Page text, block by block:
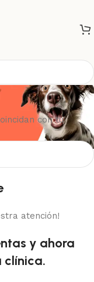
con tu
atención!
y ahora
clínica.